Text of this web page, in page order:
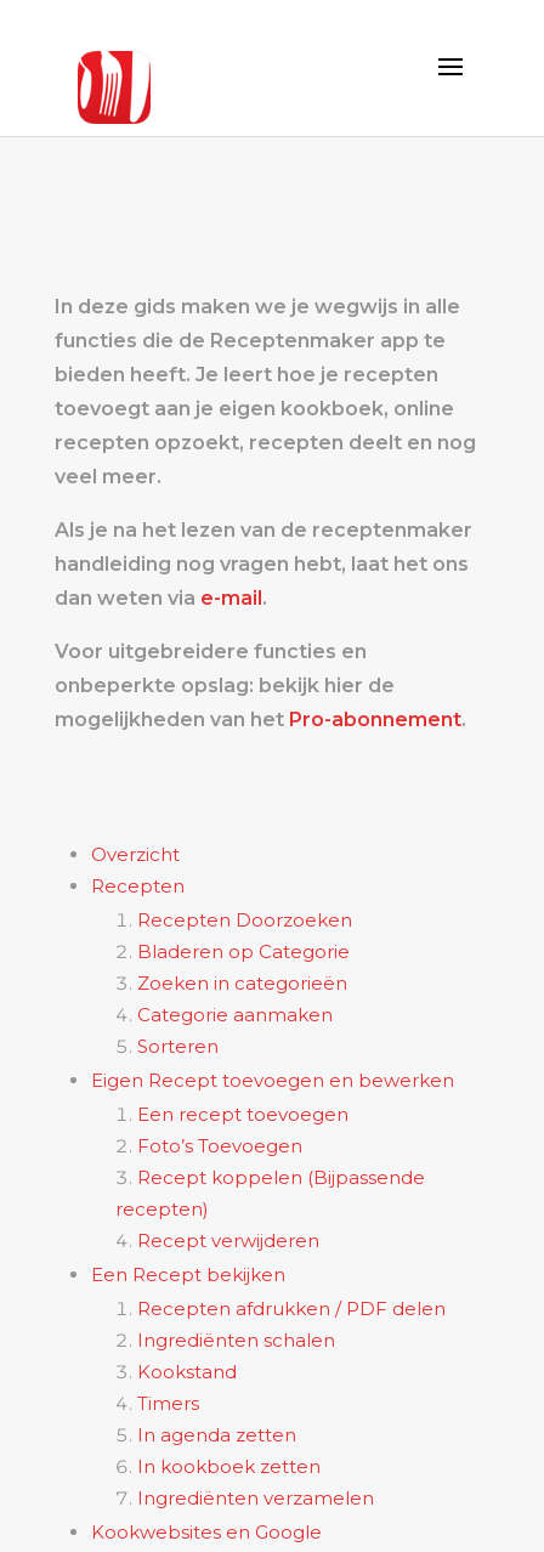
In deze gids maken we je wegwijs in alle
functies die de Receptenmaker app te
bieden heeft. Je leert hoe je recepten
toevoegt aan je eigen kookboek, online
recepten opzoekt, recepten deelt en nog
veel meer.
Als je na het lezen van de receptenmaker
handleiding nog vragen hebt, laat het ons
dan weten via e-mail.
Voor uitgebreidere functies en
onbeperkte opslag: bekijk hier de
mogelijkheden van het Pro-abonnement.
Overzicht
Recepten
Recepten Doorzoeken
Bladeren op Categorie
Zoeken in categorieën
Categorie aanmaken
Sorteren
Eigen Recept toevoegen en bewerken
Een recept toevoegen
Foto’s Toevoegen
Recept koppelen (Bijpassende
recepten)
Recept verwijderen
Een Recept bekijken
Recepten afdrukken / PDF delen
Ingrediënten schalen
Kookstand
Timers
In agenda zetten
In kookboek zetten
Ingrediënten verzamelen
Kookwebsites en Google